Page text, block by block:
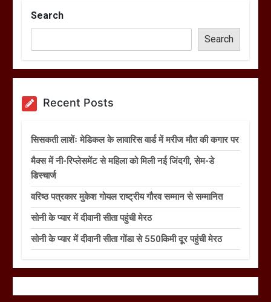
Search
Search
Recent Posts
सिसकती लाशेंः मेडिकल के लावारिस वार्ड में मरीज मौत की कगार पर
मैक्स में नी-रिप्लेसमेंट से महिला को मिली नई जिंदगी, सेम-डे
डिस्चार्ज
वरिष्ठ पत्रकार मुकेश गोयल राष्ट्रीय गौरव सम्मान से सम्मानित
सोनी के प्यार में दीवानी सीता पहुंची मेरठ
सोनी के प्यार में दीवानी सीता गोंडा से 550किमी दूर पहुंची मेरठ